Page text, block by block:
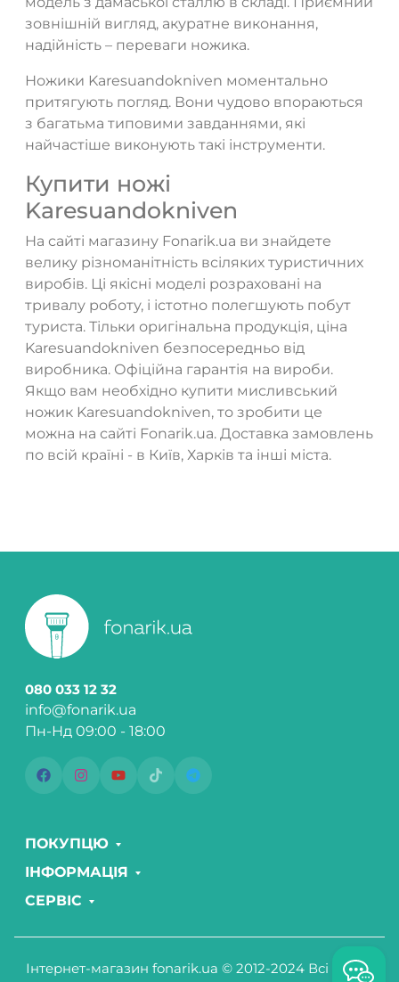
зовнішній вигляд, акуратне виконання,
надійність – переваги ножика.
Ножики Karesuandokniven моментально
притягують погляд. Вони чудово впораються
з багатьма типовими завданнями, які
найчастіше виконують такі інструменти.
Купити ножі
Karesuandokniven
На сайті магазину Fonarik.ua ви знайдете
велику різноманітність всіляких туристичних
виробів. Ці якісні моделі розраховані на
тривалу роботу, і істотно полегшують побут
туриста. Тільки оригінальна продукція, ціна
Karesuandokniven безпосередньо від
виробника. Офіційна гарантія на вироби.
Якщо вам необхідно купити мисливський
ножик Karesuandokniven, то зробити це
можна на сайті Fonarik.ua. Доставка замовлень
по всій країні - в Київ, Харків та інші міста.
080 033 12 32
info@fonarik.ua
Пн-Нд 09:00 - 18:00
ПОКУПЦЮ
ІНФОРМАЦІЯ
СЕРВІС
Інтернет-магазин fonarik.ua © 2012-2024 Всі права